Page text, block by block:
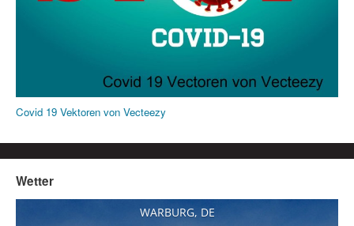
Covid 19 Vektoren von Vecteezy
Wetter
WARBURG, DE